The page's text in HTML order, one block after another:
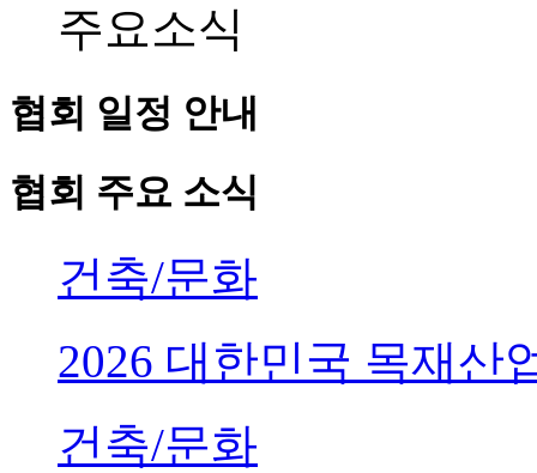
주요소식
협회 일정 안내
협회 주요 소식
건축/문화
2026 대한민국 목재산
건축/문화